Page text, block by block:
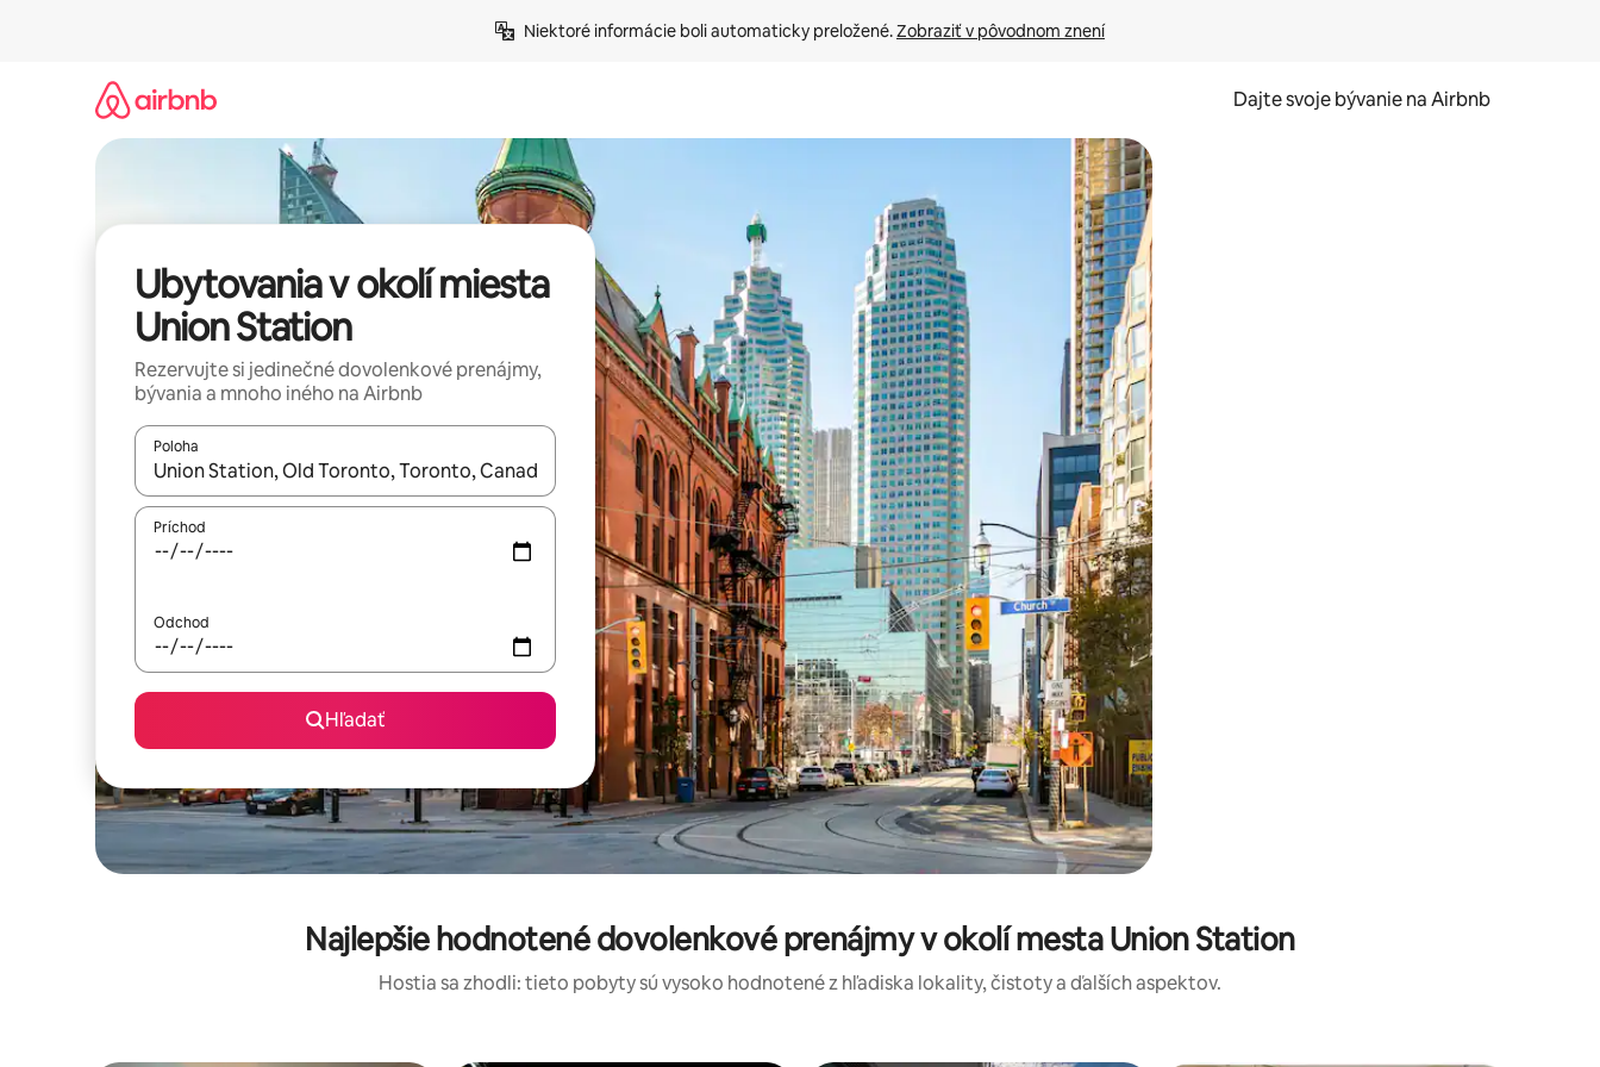
Niektoré informácie boli automaticky preložené. Zobraziť v pôvodnom znení
Dajte svoje bývanie na Airbnb
Ubytovania v okolí miesta
Union Station
Rezervujte si jedinečné dovolenkové prenájmy,
bývania a mnoho iného na Airbnb
Poloha
Keď budú výsledky k dispozícii, môžete si ich prechádzať pomocou klávesov so šípkami nahor a nadol alebo ich preskúmať pomocou dotykových gest či potiahnutia prstom.
Príchod
Odchod
Hľadať
Najlepšie hodnotené dovolenkové prenájmy v okolí mesta Union Station
Hostia sa zhodli: tieto pobyty sú vysoko hodnotené z hľadiska lokality, čistoty a ďalších aspektov.